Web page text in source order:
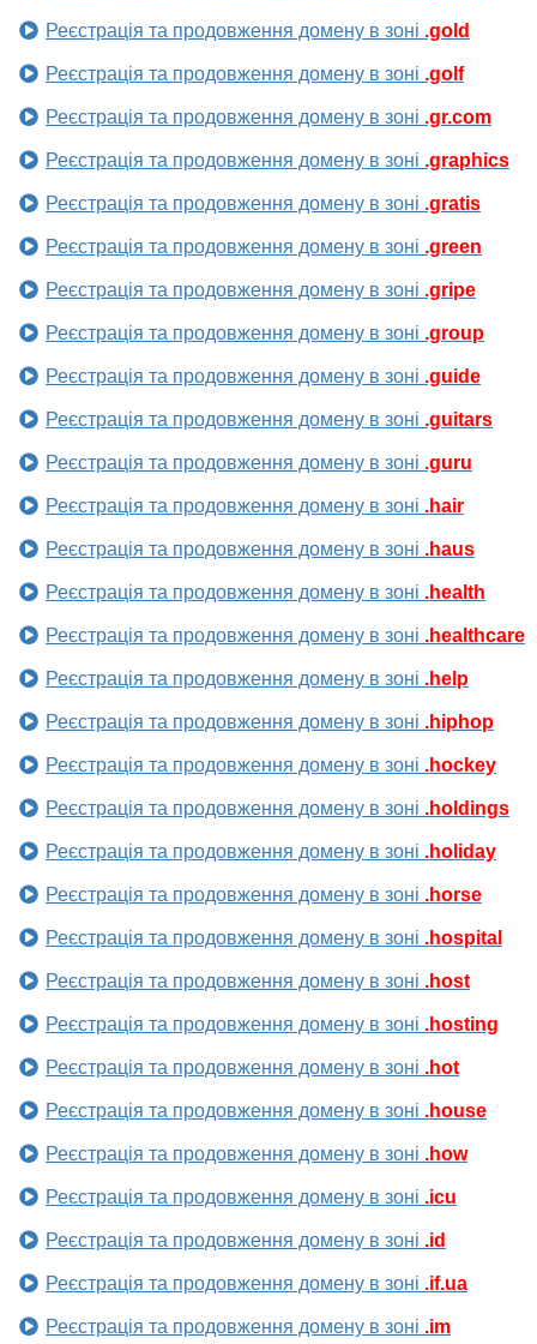
Реєстрація та продовження домену в зоні .gold
Реєстрація та продовження домену в зоні .golf
Реєстрація та продовження домену в зоні .gr.com
Реєстрація та продовження домену в зоні .graphics
Реєстрація та продовження домену в зоні .gratis
Реєстрація та продовження домену в зоні .green
Реєстрація та продовження домену в зоні .gripe
Реєстрація та продовження домену в зоні .group
Реєстрація та продовження домену в зоні .guide
Реєстрація та продовження домену в зоні .guitars
Реєстрація та продовження домену в зоні .guru
Реєстрація та продовження домену в зоні .hair
Реєстрація та продовження домену в зоні .haus
Реєстрація та продовження домену в зоні .health
Реєстрація та продовження домену в зоні .healthcare
Реєстрація та продовження домену в зоні .help
Реєстрація та продовження домену в зоні .hiphop
Реєстрація та продовження домену в зоні .hockey
Реєстрація та продовження домену в зоні .holdings
Реєстрація та продовження домену в зоні .holiday
Реєстрація та продовження домену в зоні .horse
Реєстрація та продовження домену в зоні .hospital
Реєстрація та продовження домену в зоні .host
Реєстрація та продовження домену в зоні .hosting
Реєстрація та продовження домену в зоні .hot
Реєстрація та продовження домену в зоні .house
Реєстрація та продовження домену в зоні .how
Реєстрація та продовження домену в зоні .icu
Реєстрація та продовження домену в зоні .id
Реєстрація та продовження домену в зоні .if.ua
Реєстрація та продовження домену в зоні .im